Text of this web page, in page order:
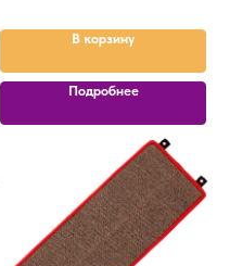
В корзину
Подробнее